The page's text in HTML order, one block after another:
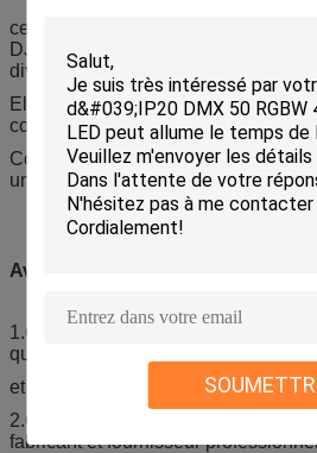
cette lumière de pair est très
DJ, la disco, le studio, le théâtre, et
divertissement.
Elle peut commander par DMX,
courant. Et contrôle sain.
Conçu pour le milieu à la grande
unité fournira des couleurs
Avantage compétitif :
1.Over 12 ans d'étape allumant la
que fabricant professionnel
et fournisseur.
2.Over 7 ans d'exportation éprouvent
fabricant et fournisseur